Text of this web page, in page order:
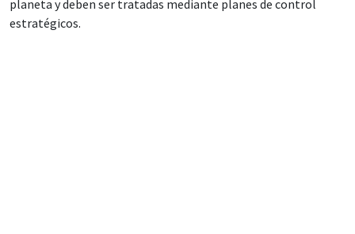
planeta y deben ser tratadas mediante planes de control
estratégicos.